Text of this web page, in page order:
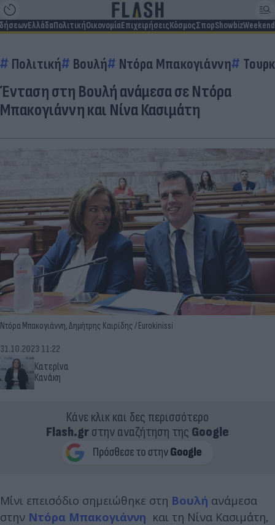
ΕλλάδαΠολιτικήΟικονομίαΕπιχειρήσειςΚόσμοςΣπορShowbizWeekend
Πολιτική Βουλή Ντόρα Μπακογιάννη
Ένταση στη Βουλή ανάμεσα σε Ντόρα
Μπακογιάννη και Νίνα Κασιμάτη
Ντόρα Μπακογιάννη, Δημήτρης Καιρίδης / Eurokinissi
Κατερίνα
Κανάκη
31.10.2023 11:22
Κάνε κλικ και δες περισσότερο
Flash.grστην αναζήτηση της Google
Μίνι επεισόδιο σημειώθηκε στη Βουλή ανάμεσα
στην Ντόρα Μπακογιάννη και τη Νίνα Κασιμάτη,